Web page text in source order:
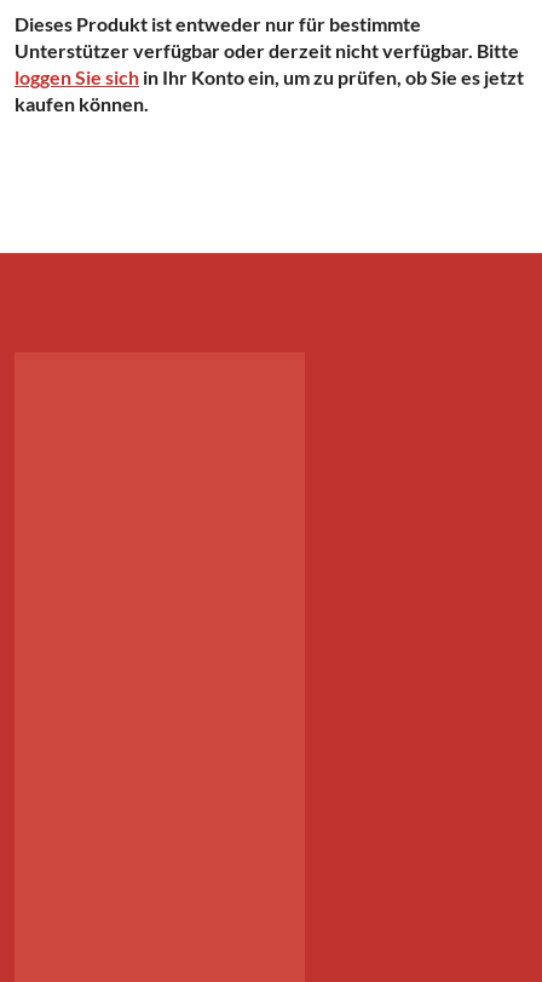
Dieses Produkt ist entweder nur für bestimmte
Unterstützer verfügbar oder derzeit nicht verfügbar. Bitte
loggen Sie sich in Ihr Konto ein, um zu prüfen, ob Sie es jetzt
kaufen können.